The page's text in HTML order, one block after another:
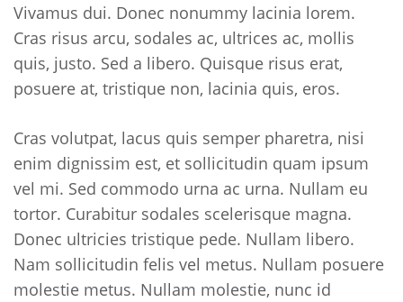
Vivamus dui. Donec nonummy lacinia lorem.
Cras risus arcu, sodales ac, ultrices ac, mollis
quis, justo. Sed a libero. Quisque risus erat,
posuere at, tristique non, lacinia quis, eros.
Cras volutpat, lacus quis semper pharetra, nisi
enim dignissim est, et sollicitudin quam ipsum
vel mi. Sed commodo urna ac urna. Nullam eu
tortor. Curabitur sodales scelerisque magna.
Donec ultricies tristique pede. Nullam libero.
Nam sollicitudin felis vel metus. Nullam posuere
molestie metus. Nullam molestie, nunc id